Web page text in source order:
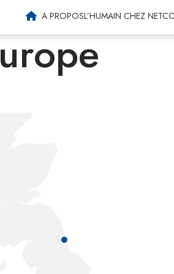
A PROPOSL’HUMAIN CHEZ
Machines agricoles